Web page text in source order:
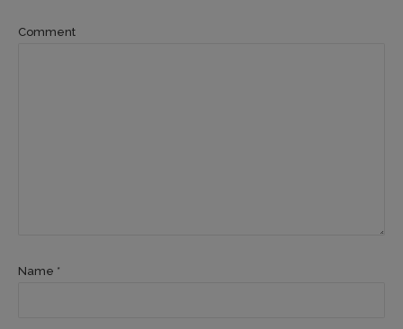
Comment
Name *